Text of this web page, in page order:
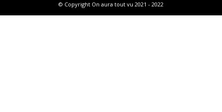
© Copyright On aura tout vu 2021 - 2022